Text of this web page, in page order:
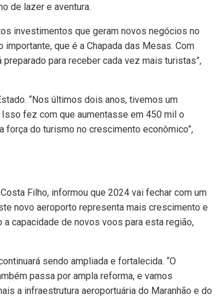
de lazer e aventura.
investimentos que geram novos negócios no
que é a Chapada das Mesas. Com
para receber cada vez mais turistas”,
“Nos últimos dois anos, tivemos um
fez com que aumentasse em 450 mil o
do turismo no crescimento econômico”,
Filho, informou que 2024 vai fechar com um
novo aeroporto representa mais crescimento e
capacidade de novos voos para esta região,
sendo ampliada e fortalecida. “O
passa por ampla reforma, e vamos
a infraestrutura aeroportuária do Maranhão e do